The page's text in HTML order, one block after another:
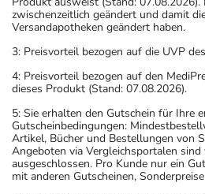
zwischenzeitlich geändert und damit
Versandapotheken geändert haben.
3: Preisvorteil bezogen auf die UVP
4: Preisvorteil bezogen auf den
dieses Produkt (Stand: 07.08.2026).
5: Sie erhalten den Gutschein für Ihre
Gutscheinbedingungen:
Artikel, Bücher und Bestellungen von
Angeboten via Vergleichsportalen sind
ausgeschlossen. Pro Kunde nur ein
mit anderen Gutscheinen,